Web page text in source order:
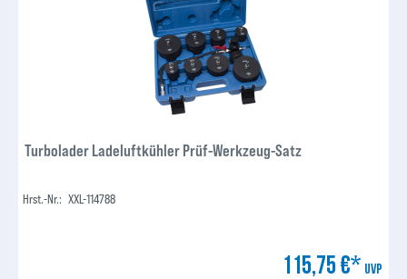
Turbolader Ladeluftkühler Prüf-Werkzeug-Satz
Hrst.-Nr.: XXL-114788
115,75 €* UVP